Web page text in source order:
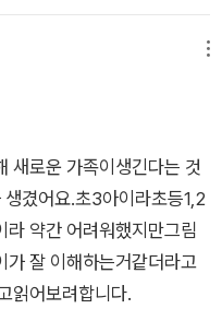
햄스터는 어쩌면 자신이 생
존재였을지도 모르겠어요.
게 되었고 엄마의 결혼 준
자신의 마음을 아는지 모
저씨와 그 아들인 민혁이까
어요 그래서 다온이는 정말
사고가 나고 말았어요. 누
만지다가 하온이가 아빠 햄
리고 그 아빠 햄스터는 돌
히 접할 수 있는 가족의 형
비밀로 해야 할 일이 아니
임을 자연스럽게 보여줍니
아이들에게 솔직하게 다가
게 먼저 이해시키려 노력하
고 존중하며 관계를 쌓아가
습니다.사춘기 소녀에게 새
쉽지 않은 일일 거예요. 저
다온이가 된 것처럼 푹 빠
새로운 가족이생긴다는 것
겼어요.초3아이라초등1,2
라 약간 어려워했지만그림
가 잘 이해하는거같더라고
읽어보려합니다.